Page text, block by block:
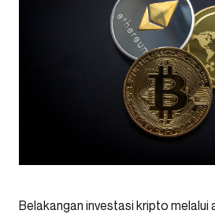
Belakangan investasi kripto melalui